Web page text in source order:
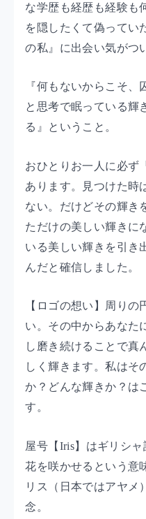
な学歴も経歴も経験も
を隠したくて偽ってい
の私』に出会い気がつ
『何もないからこそ
と思考で眠っている輝
る』ということ。
おひとりお一人に必ず
あります。見つけた時
ない。だけどその輝き
ただけの美しい輝きに
いる美しい輝きを引き
んだと確信しました。
【ロゴの想い】 周りの
い。その中からあなた
し磨き続けることで真
しく輝きます。私はそ
か？どんな輝きか？は
す。
屋号【Iris】はギリシ
花を咲かせるという意
リス（日本ではアヤメ
念。